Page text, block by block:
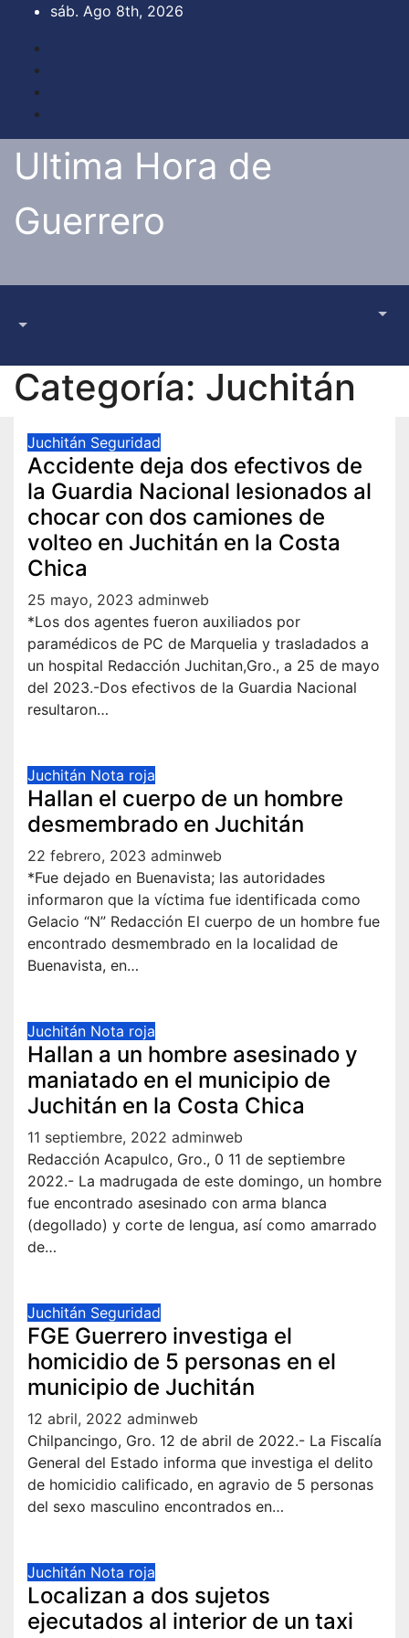
Saltar
contenido
sáb. Ago 8th, 2026
Ultima Hora de
Guerrero
Categoría: Juchitán
Juchitán Seguridad
Accidente deja dos efectivos de
la Guardia Nacional lesionados al
chocar con dos camiones de
volteo en Juchitán en la Costa
Chica
25 mayo, 2023 adminweb
*Los dos agentes fueron auxiliados por
paramédicos de PC de Marquelia y trasladados a
un hospital Redacción Juchitan,Gro., a 25 de mayo
del 2023.-Dos efectivos de la Guardia Nacional
resultaron…
Juchitán Nota roja
Hallan el cuerpo de un hombre
desmembrado en Juchitán
22 febrero, 2023 adminweb
*Fue dejado en Buenavista; las autoridades
informaron que la víctima fue identificada como
Gelacio “N” Redacción El cuerpo de un hombre fue
encontrado desmembrado en la localidad de
Buenavista, en…
Juchitán Nota roja
Hallan a un hombre asesinado y
maniatado en el municipio de
Juchitán en la Costa Chica
11 septiembre, 2022 adminweb
Redacción Acapulco, Gro., 0 11 de septiembre
2022.- La madrugada de este domingo, un hombre
fue encontrado asesinado con arma blanca
(degollado) y corte de lengua, así como amarrado
de…
Juchitán Seguridad
FGE Guerrero investiga el
homicidio de 5 personas en el
municipio de Juchitán
12 abril, 2022 adminweb
Chilpancingo, Gro. 12 de abril de 2022.- La Fiscalía
General del Estado informa que investiga el delito
de homicidio calificado, en agravio de 5 personas
del sexo masculino encontrados en…
Juchitán Nota roja
Localizan a dos sujetos
ejecutados al interior de un taxi